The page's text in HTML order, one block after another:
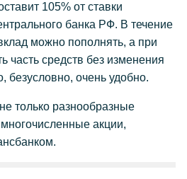
105% от ставки
банка РФ. В течение
можно пополнять, а при
часть средств без изменения
безусловно, очень удобно.
только разнообразные
акции,